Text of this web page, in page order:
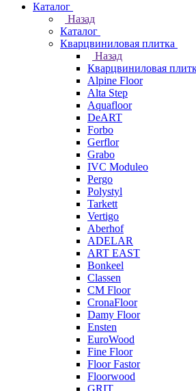
Каталог
Назад
Каталог
Кварцвиниловая плитка
Назад
Кварцвиниловая
Alpine Floor
Alta Step
Aquafloor
DeART
Forbo
Gerflor
Grabo
IVC Moduleo
Pergo
Polystyl
Tarkett
Vertigo
Aberhof
ADELAR
ART EAST
Bonkeel
Classen
CM Floor
CronaFloor
Damy Floor
Ensten
EuroWood
Fine Floor
Floor Fastor
Floorwood
GRIT